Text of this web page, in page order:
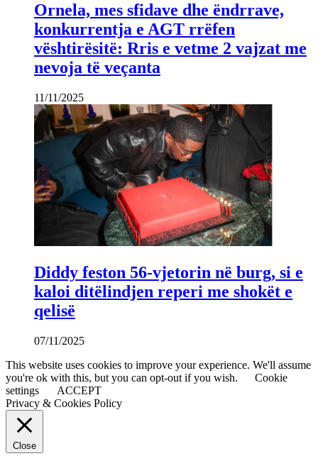
Ornela, mes sfidave dhe ëndrrave,
konkurrentja e AGT rrëfen
vështirësitë: Rris e vetme 2 vajzat me
nevoja të veçanta
11/11/2025
Diddy feston 56-vjetorin në burg, si e
kaloi ditëlindjen reperi me shokët e
qelisë
07/11/2025
This website uses cookies to improve your experience. We'll assume
you're ok with this, but you can opt-out if you wish.
Cookie
settings
ACCEPT
Privacy & Cookies Policy
Close